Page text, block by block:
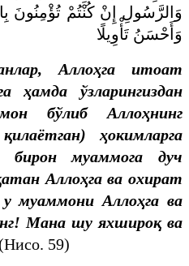
وَالرَّسُولِ إِنْ كُنْتُمْ تُؤْمِنُونَ
وَأَحْسَنُ تَأْوِيلًا
Аллоҳга итоат
ҳамда ўзларингиздан
бўлиб Аллоҳнинг
ҳокимларга
бирон муаммога дуч
Аллоҳга ва охират
муаммони Аллоҳга ва
Мана шу яхшироқ ва
59)